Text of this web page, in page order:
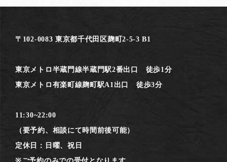
〒102-0083 東京都千代田区麹町2-5-3 B1
東京メトロ半蔵門線半蔵門駅2番出口 徒歩1分
東京メトロ有楽町線麹町駅A1出口 徒歩3分
11:30~22:00
（要予約、相談にて時間前後可能）
定休日：日曜、祝日